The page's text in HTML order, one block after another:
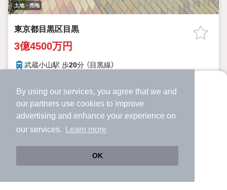
By using our services, you agree that we and
our partners use cookies to improve
advertising and enhance your experience on
our services.
Learn more
OK
より使いやすくなった
アプリで物件探ししませんか？
サクサク動く地図で物件検索
土地・売地
東京都目黒区目黒
3億4500万円
武蔵小山駅 歩20分 （目黒線）
土地面積 218.5㎡（66.09坪）（登記） 建ぺい率 80% 容積率
◎64坪超のゆとりある敷地
詳細を見る 見学予約